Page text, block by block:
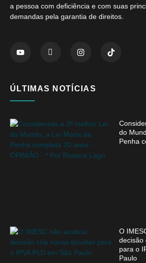
a pessoa com deficiência e com suas
demandas pela garantia de direitos.
ÚLTIMAS NOTÍCIAS
do
Penha
O
decisão
para o
Paulo